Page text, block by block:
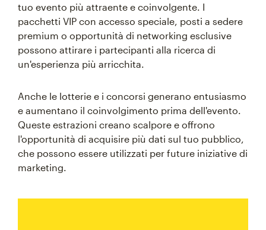
tuo evento più attraente e coinvolgente. I
pacchetti VIP con accesso speciale, posti a sedere
premium o opportunità di networking esclusive
possono attirare i partecipanti alla ricerca di
un'esperienza più arricchita.
Anche le lotterie e i concorsi generano entusiasmo
e aumentano il coinvolgimento prima dell'evento.
Queste estrazioni creano scalpore e offrono
l'opportunità di acquisire più dati sul tuo pubblico,
che possono essere utilizzati per future iniziative di
marketing.